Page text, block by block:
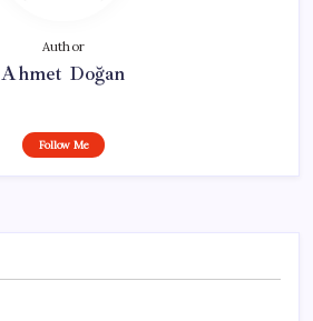
Author
Ahmet Doğan
Follow Me